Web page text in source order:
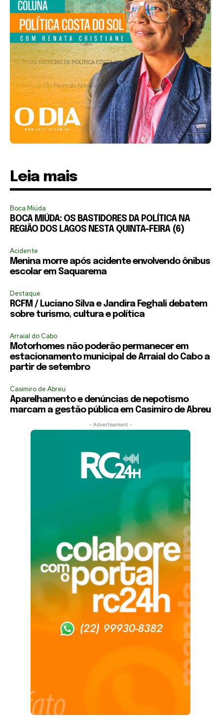
Leia mais
Boca Miúda
BOCA MIÚDA: OS BASTIDORES DA POLÍTICA NA
REGIÃO DOS LAGOS NESTA QUINTA-FEIRA (6)
Acidente
Menina morre após acidente envolvendo ônibus
escolar em Saquarema
Destaque
RCFM / Luciano Silva e Jandira Feghali debatem
sobre turismo, cultura e política
Arraial do Cabo
Motorhomes não poderão permanecer em
estacionamento municipal de Arraial do Cabo a
partir de setembro
Casimiro de Abreu
Aparelhamento e denúncias de nepotismo
marcam a gestão pública em Casimiro de Abreu
- Advertisement -